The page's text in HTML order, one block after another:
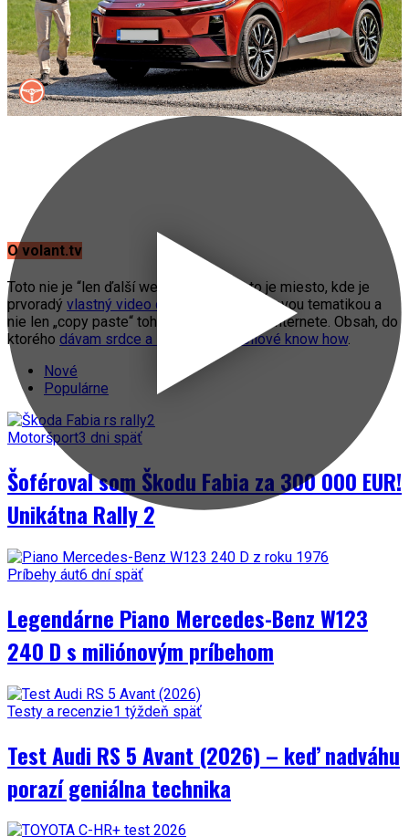
O volant.tv
Toto nie je “len ďalší web o autách”. Toto je miesto, kde je
prvoradý vlastný video obsah
s automobilovou tematikou a
nie len „copy paste“ toho, čo práve fičí na internete. Obsah, do
ktorého dávam srdce a svoje automobilové know how.
Nové
Populárne
Motoršport3 dni späť
Šoféroval som Škodu Fabia za 300 000 EUR!
Unikátna Rally 2
Príbehy áut6 dní späť
Legendárne Piano Mercedes-Benz W123
240 D s miliónovým príbehom
Testy a recenzie1 týždeň späť
Test Audi RS 5 Avant (2026) – keď nadváhu
porazí geniálna technika